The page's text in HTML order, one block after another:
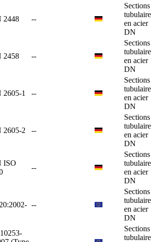
2448 --
Sections
en acier
DN
2458 --
Sections
en acier
DN
2605-1 --
Sections
en acier
DN
2605-2 --
Sections
en acier
DN
ISO
--
Sections
en acier
DN
--
Sections
en acier
DN
Sections